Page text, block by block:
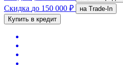
Скидка до 150 000 ₽
на Trade-In
Купить в кредит